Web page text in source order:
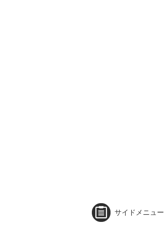
サイドメニュー